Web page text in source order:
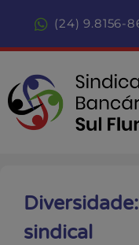
(24) 9.8156-
sindical